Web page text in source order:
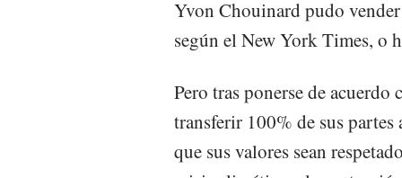
Yvon Chouinard pudo
según el New York Times, o
Pero tras ponerse de
transferir 100% de sus partes
que sus valores sean